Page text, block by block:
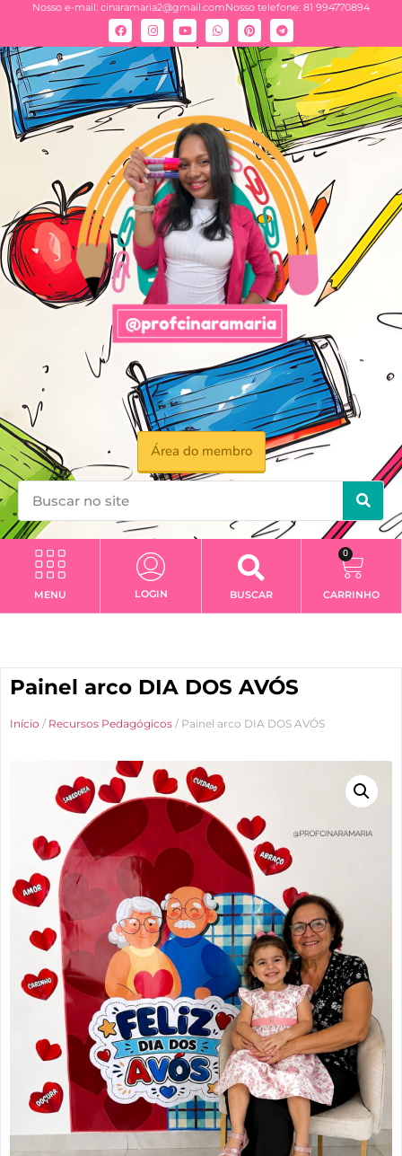
Nosso e-mail: cinaramaria2@gmail.comNosso telefone: 81 994770894
Área do membro
MENU LOGIN BUSCAR
0
CARRINHO
Painel arco DIA DOS AVÓS
Início / Recursos Pedagógicos / Painel arco DIA DOS AVÓS